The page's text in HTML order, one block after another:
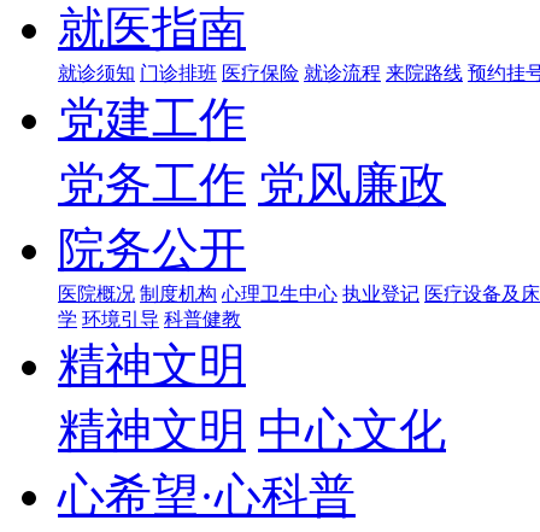
就医指南
就诊须知 门诊排班 医疗保险 就诊流程 来院路线 预约挂
党建工作
党务工作 党风廉政
院务公开
医院概况 制度机构 心理卫生中心 执业登记 医疗设备及
学 环境引导 科普健教
精神文明
精神文明 中心文化
心希望·心科普